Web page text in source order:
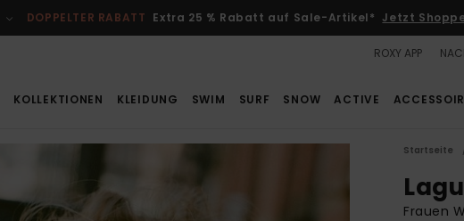
DOPPELTER RABATT Extra 25 % Rabatt auf Sale-Artikel* Jetzt
ROXY APP
KOLLEKTIONEN KLEIDUNG SWIM SURF SNOW ACTIVE
Startseite
Frauen